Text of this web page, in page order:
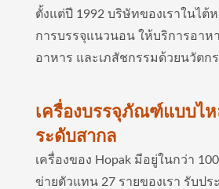
ตั้งแต่ปี 1992 บริษัทของเราในไต้
การบรรจุแนวนอน ให้บริการอาห
อาหาร และเภสัชกรรมด้วยนวัต
เครื่องบรรจุภัณฑ์แบบไ
ระดับสากล
เครื่องของ Hopak มีอยู่ในกว่า
ข่ายตัวแทน 27 รายของเรา รับป